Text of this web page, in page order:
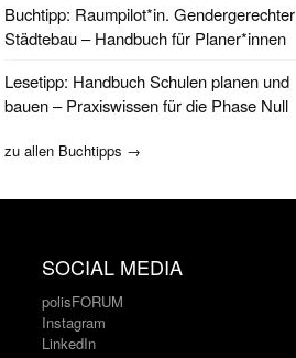
Buchtipp: Raumpilot*in. Gendergerechter
Städtebau – Handbuch für Planer*innen
Lesetipp: Handbuch Schulen planen und
bauen – Praxiswissen für die Phase Null
zu allen Buchtipps →
SOCIAL MEDIA
polisFORUM
Instagram
LinkedIn